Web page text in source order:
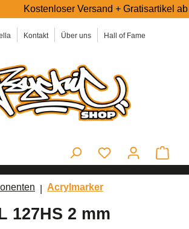
Kontakt Über uns Hall of Fame
Kostenloser Versand + Gratisartikel ab
Acrylmarker
127HS 2 mm